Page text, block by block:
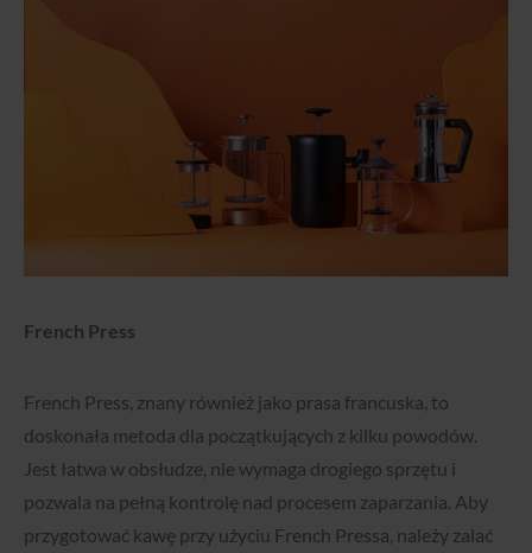
French Press
French Press, znany również jako prasa francuska, to
doskonała metoda dla początkujących z kilku powodów.
Jest łatwa w obsłudze, nie wymaga drogiego sprzętu i
pozwala na pełną kontrolę nad procesem zaparzania. Aby
przygotować kawę przy użyciu French Pressa, należy zalać